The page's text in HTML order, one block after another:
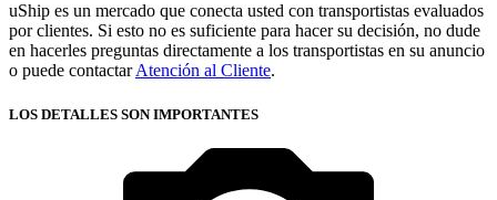
uShip es un mercado que conecta usted con transportistas evaluados
por clientes. Si esto no es suficiente para hacer su decisión, no dude
en hacerles preguntas directamente a los transportistas en su anuncio
o puede contactarAtención al Cliente.
LOS DETALLES SON IMPORTANTES